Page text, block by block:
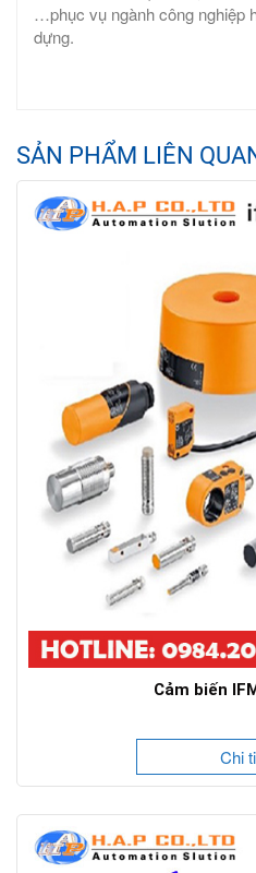
…phục vụ ngành công nghiệp
dựng.
SẢN PHẨM LIÊN
Cảm biến
Chi